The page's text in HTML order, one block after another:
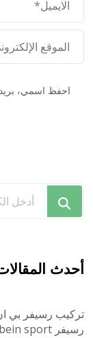
تبحث
ما؟
أحدث
رسيفر bein sport